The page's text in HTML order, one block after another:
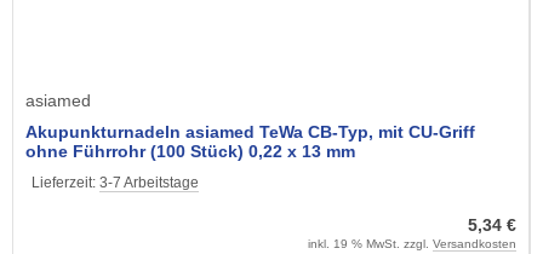
asiamed
Akupunkturnadeln asiamed TeWa CB-Typ, mit CU-Griff
ohne Führrohr (100 Stück) 0,22 x 13 mm
Lieferzeit: 3-7 Arbeitstage
5,34 €
inkl. 19 % MwSt. zzgl. Versandkosten